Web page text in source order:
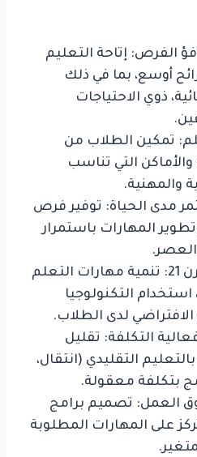
الفرص: إتاحة التعليم
أوسع، بما في ذلك
ذوي الاحتياجات
تمكين الطلاب من
التي تناسب
مدى الحياة: توفير فرص
المهارات باستمرار
تطوير مهارات القرن 21: تنمية مهارات التعلم
استخدام التكنولوجيا
الافتراضي لدى الطلاب.
التكلفة: تقليل
التقليدي (انتقال،
بتكلفة معقولة.
العمل: تصميم برامج
على المهارات المطلوبة